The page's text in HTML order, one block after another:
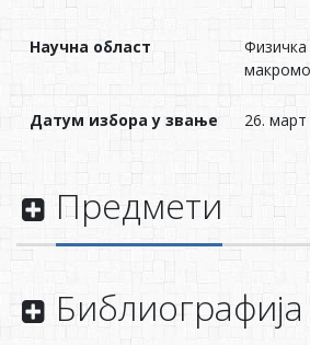
Научна област
Физичка
Датум избора у звање 26. март
Предмети
Библиографија